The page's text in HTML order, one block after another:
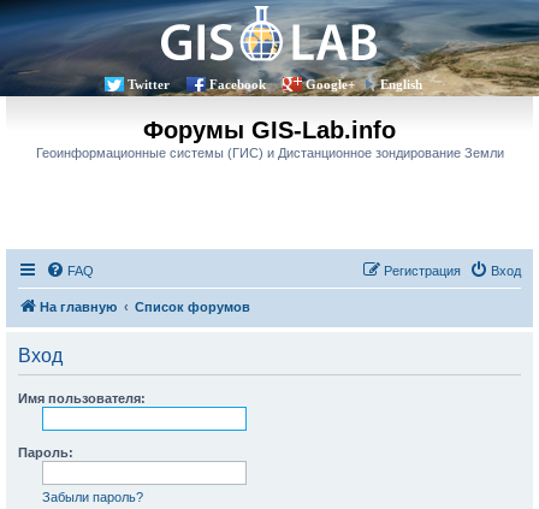
Twitter Facebook Google+ English
Форумы GIS-Lab.info
Геоинформационные системы (ГИС) и Дистанционное зондирование Земли
FAQ Вход
Регистрация
На главную Список форумов
Вход
Имя пользователя:
Пароль:
Забыли пароль?